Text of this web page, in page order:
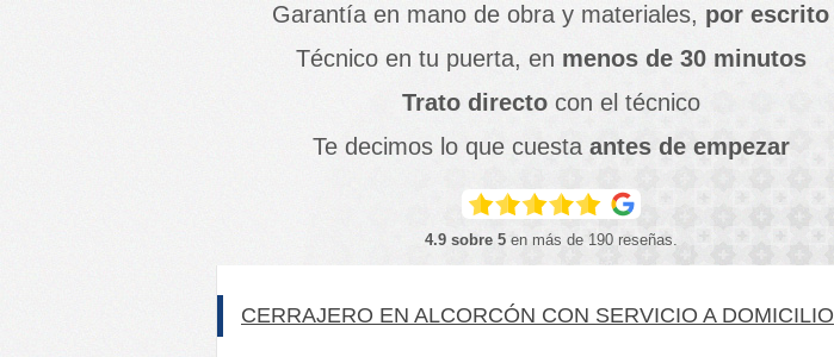
Garantía en mano de obra y materiales, por escrito
Técnico en tu puerta, en menos de 30 minutos
Trato directocon el técnico
Te decimos lo que cuesta antes de empezar
4.9 sobre 5en más de 190 reseñas.
CERRAJERO EN ALCORCÓN CON SERVICIO A DOMICILIO